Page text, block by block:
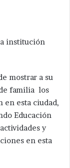
institución
mostrar a su
familia los
en esta ciudad,
Educación
y
en esta